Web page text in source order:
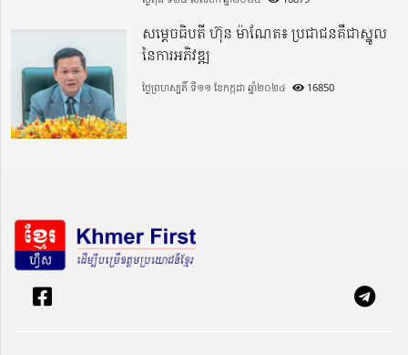
សម្តេចធិបតី ហ៊ុន ម៉ាណែត៖ ប្រជាជនគឺជាស្នូល
នៃការអភិវឌ្ឍ
ថ្ងៃព្រហស្បតិ៍ ទី១១ ខែកក្កដា ឆ្នាំ២០២៤ 16850